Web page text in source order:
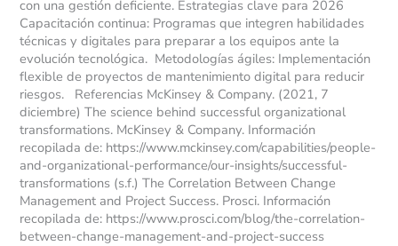
con una gestión deficiente. Estrategias clave para 2026
Capacitación continua: Programas que integren habilidades
técnicas y digitales para preparar a los equipos ante la
evolución tecnológica. Metodologías ágiles: Implementación
flexible de proyectos de mantenimiento digital para reducir
riesgos. Referencias McKinsey & Company. (2021, 7
diciembre) The science behind successful organizational
transformations. McKinsey & Company. Información
recopilada de: https://www.mckinsey.com/capabilities/people-
and-organizational-performance/our-insights/successful-
transformations (s.f.) The Correlation Between Change
Management and Project Success. Prosci. Información
recopilada de: https://www.prosci.com/blog/the-correlation-
between-change-management-and-project-success